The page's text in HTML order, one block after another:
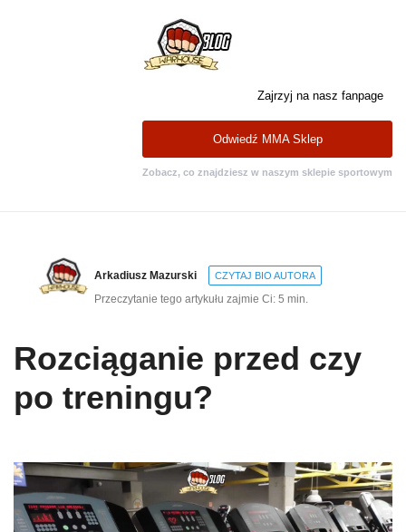
Zajrzyj na nasz fanpage
Odwiedź MMA Sklep
Zobacz, co znajdziesz w naszym sklepie sportowym
Arkadiusz Mazurski CZYTAJ BIO AUTORA
Przeczytanie tego artykułu zajmie Ci: 5 min.
Rozciąganie przed czy
po treningu?